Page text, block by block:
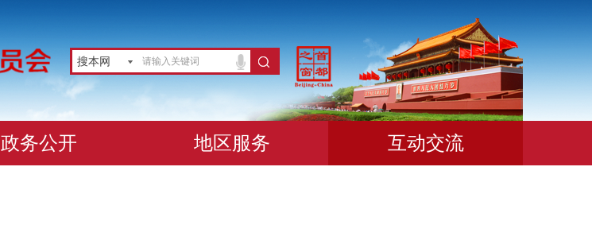
搜本网
政务公开 地区服务 互动交流